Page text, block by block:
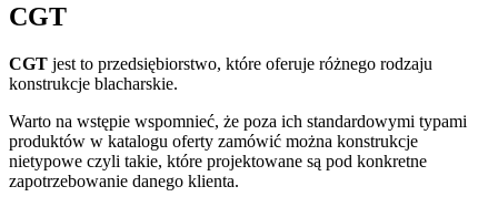
CGT
CGT jest to przedsiębiorstwo, które oferuje różnego rodzaju
konstrukcje blacharskie.
Warto na wstępie wspomnieć, że poza ich standardowymi typami
produktów w katalogu oferty zamówić można konstrukcje
nietypowe czyli takie, które projektowane są pod konkretne
zapotrzebowanie danego klienta.